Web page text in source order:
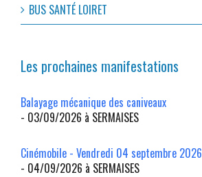
BUS SANTÉ LOIRET
Les prochaines manifestations
Balayage mécanique des caniveaux
- 03/09/2026 à SERMAISES
Cinémobile - Vendredi 04 septembre 2026
- 04/09/2026 à SERMAISES